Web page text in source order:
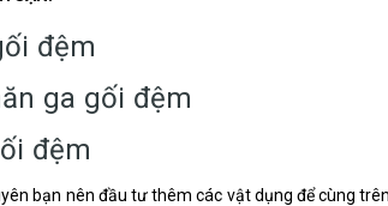
đệm
ga gối đệm
đệm
bạn nên đầu tư thêm các vật dụng để cùng